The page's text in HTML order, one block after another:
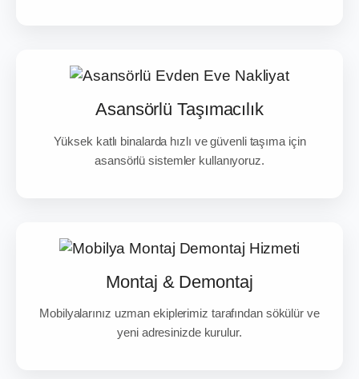
Asansörlü Taşımacılık
Yüksek katlı binalarda hızlı ve güvenli taşıma için
asansörlü sistemler kullanıyoruz.
Montaj & Demontaj
Mobilyalarınız uzman ekiplerimiz tarafından sökülür ve
yeni adresinizde kurulur.